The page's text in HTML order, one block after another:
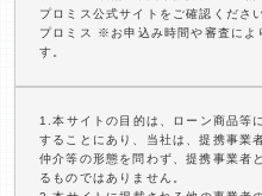
プロミス公式サイトをご確認くださ
プロミス ※お申込み時間や審査によ
す。
1.本サイトの目的は、ローン商品等
することにあり、当社は、提携事業
仲介等の形態を問わず、提携事業者
るものではありません。